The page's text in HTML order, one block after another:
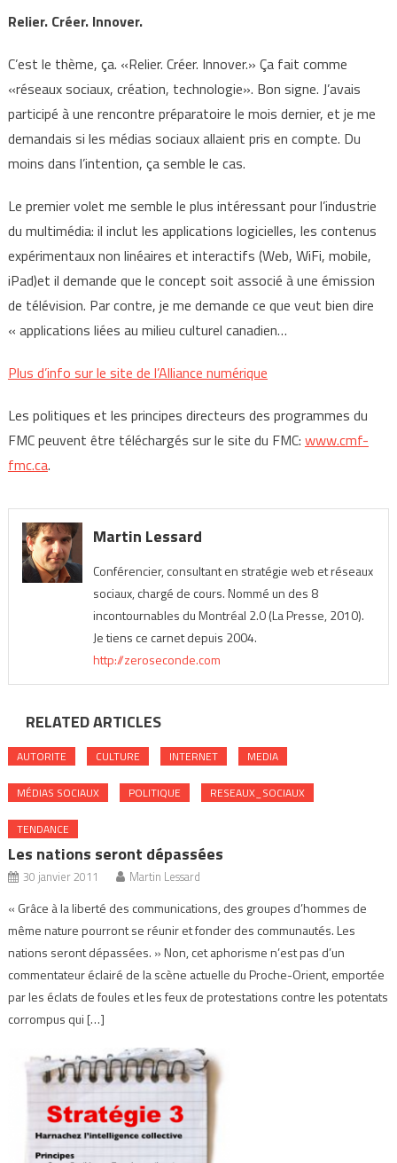
Relier. Créer. Innover.
C’est le thème, ça. «Relier. Créer. Innover.» Ça fait comme
«réseaux sociaux, création, technologie». Bon signe. J’avais
participé à une rencontre préparatoire le mois dernier, et je me
demandais si les médias sociaux allaient pris en compte. Du
moins dans l’intention, ça semble le cas.
Le premier volet me semble le plus intéressant pour l’industrie
du multimédia: il inclut les applications logicielles, les contenus
expérimentaux non linéaires et interactifs (Web, WiFi, mobile,
iPad)et il demande que le concept soit associé à une émission
de télévision. Par contre, je me demande ce que veut bien dire
« applications liées au milieu culturel canadien…
Plus d’info sur le site de l’Alliance numérique
Les politiques et les principes directeurs des programmes du
FMC peuvent être téléchargés sur le site du FMC: www.cmf-
fmc.ca.
Martin Lessard
Conférencier, consultant en stratégie web et réseaux
sociaux, chargé de cours. Nommé un des 8
incontournables du Montréal 2.0 (La Presse, 2010).
Je tiens ce carnet depuis 2004.
http://zeroseconde.com
RELATED ARTICLES
AUTORITE CULTURE INTERNET MEDIA
MÉDIAS SOCIAUX POLITIQUE RESEAUX_SOCIAUX
TENDANCE
Les nations seront dépassées
30 janvier 2011 Martin Lessard
« Grâce à la liberté des communications, des groupes d’hommes de
même nature pourront se réunir et fonder des communautés. Les
nations seront dépassées. » Non, cet aphorisme n’est pas d’un
commentateur éclairé de la scène actuelle du Proche-Orient, emportée
par les éclats de foules et les feux de protestations contre les potentats
corrompus qui […]